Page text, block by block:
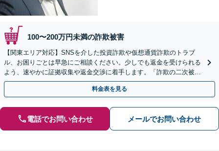
100〜200万円未満の詐欺被害
【関東エリア対応】SNSを介した投資詐欺や仮想通貨詐欺のトラブ
ル、お困りごとは早急にご相談ください。少しでも返金を受けられる
よう、速やかに証拠収集や返金交渉に着手します。「詐欺の二次被
害」のご相談も対応します【初回相談無料】【Web相談可】
料金表を見る
電話でお問い合わせ メールでお問い合わせ